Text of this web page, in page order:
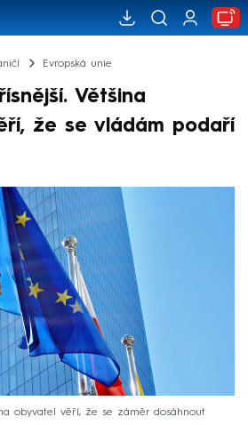
Evropská unie
Většina
že se vládám podaří
obyvatel věří, že se záměr dosáhnout